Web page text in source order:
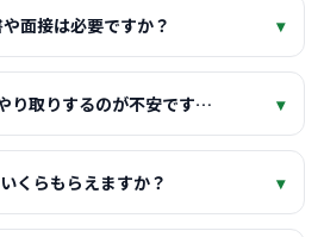
面接は必要ですか？ ▾
り取りするのが不安です… ▾
くらもらえますか？ ▾